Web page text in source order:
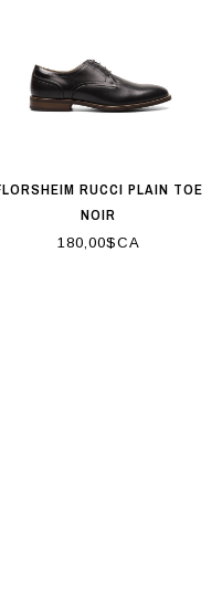
RUCCI PLAIN TOE
NOIR
180,00$CA